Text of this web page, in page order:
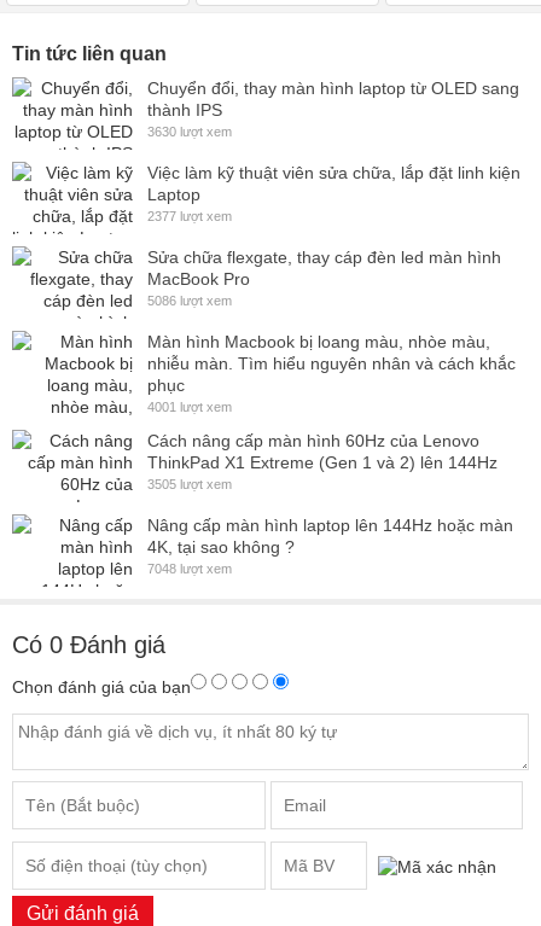
Tin tức liên quan
Chuyển đổi, thay màn hình laptop từ OLED sang
thành IPS
3630 lượt xem
Việc làm kỹ thuật viên sửa chữa, lắp đặt linh kiện
Laptop
2377 lượt xem
Sửa chữa flexgate, thay cáp đèn led màn hình
MacBook Pro
5086 lượt xem
Màn hình Macbook bị loang màu, nhòe màu,
nhiễu màn. Tìm hiểu nguyên nhân và cách khắc
phục
4001 lượt xem
Cách nâng cấp màn hình 60Hz của Lenovo
ThinkPad X1 Extreme (Gen 1 và 2) lên 144Hz
3505 lượt xem
Nâng cấp màn hình laptop lên 144Hz hoặc màn
4K, tại sao không ?
7048 lượt xem
Có 0 Đánh giá
Chọn đánh giá của bạn
Gửi đánh giá